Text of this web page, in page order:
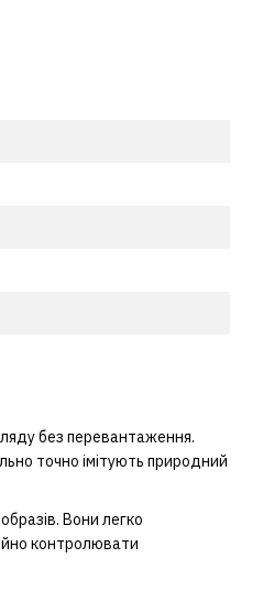
без перевантаження.
точно імітують природний
Вони легко
контролювати